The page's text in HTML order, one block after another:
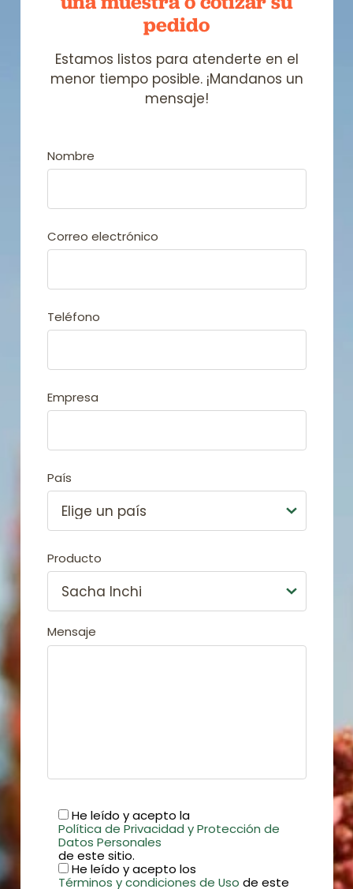
pedido
Estamos listos para atenderte en el
menor tiempo posible. ¡Mandanos un
mensaje!
Nombre
Correo electrónico
Teléfono
Empresa
País
Producto
Mensaje
He leído y acepto la
Política de Privacidad y Protección de
Datos Personales
de este sitio.
He leído y acepto los
Términos y condiciones de Uso de este